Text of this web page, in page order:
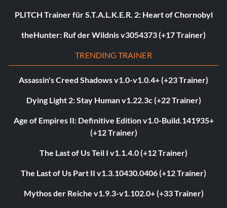
PLITCH Trainer für S.T.A.L.K.E.R. 2: Heart of Chornobyl
theHunter: Ruf der Wildnis v3054373 (+17 Trainer)
TRENDING TRAINER
Assassin's Creed Shadows v1.0-v1.0.4+ (+23 Trainer)
Dying Light 2: Stay Human v1.22.3c (+22 Trainer)
Age of Empires II: Definitive Edition v1.0-Build.141935+
(+12 Trainer)
The Last of Us Teil I v1.1.4.0 (+12 Trainer)
The Last of Us Part II v1.3.10430.0406 (+12 Trainer)
Mythos der Reiche v1.9.3-v1.102.0+ (+33 Trainer)